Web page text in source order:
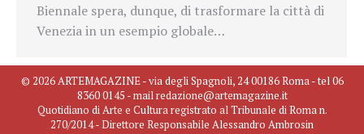
Biennale spera, dunque, di trasformare la città di
Venezia in un esempio globale…
© 2026 ARTEMAGAZINE - via degli Spagnoli, 24 00186 Roma - tel 06
8360 0145 - mail redazione@artemagazine.it
Quotidiano di Arte e Cultura registrato al Tribunale di Roma n.
270/2014 - Direttore Responsabile Alessandro Ambrosin